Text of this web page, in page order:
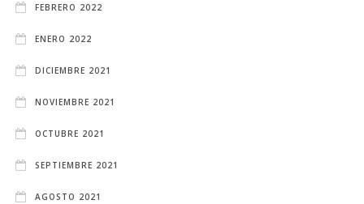
FEBRERO 2022
ENERO 2022
DICIEMBRE 2021
NOVIEMBRE 2021
OCTUBRE 2021
SEPTIEMBRE 2021
AGOSTO 2021